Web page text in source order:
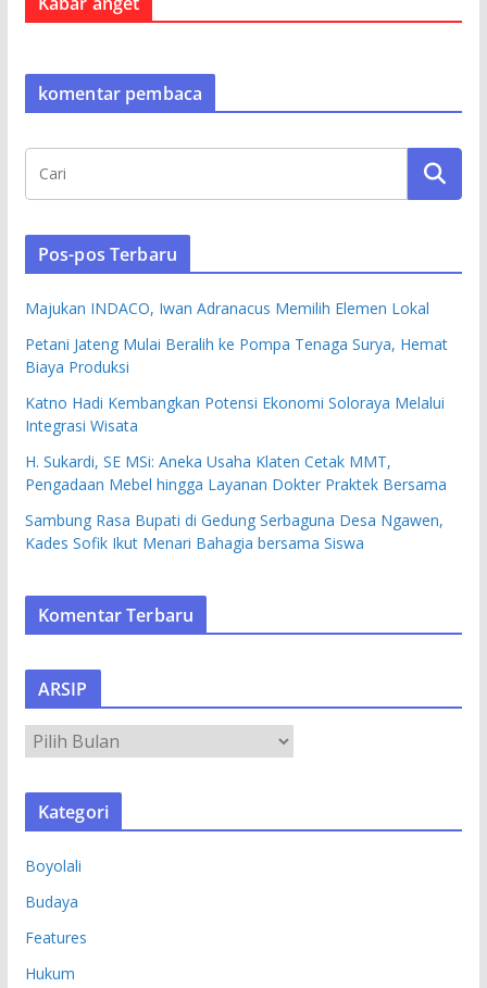
komentar pembaca
Pos-pos Terbaru
Majukan INDACO, Iwan Adranacus Memilih Elemen Lokal
Petani Jateng Mulai Beralih ke Pompa Tenaga Surya, Hemat
Biaya Produksi
Katno Hadi Kembangkan Potensi Ekonomi Soloraya Melalui
Integrasi Wisata
H. Sukardi, SE MSi: Aneka Usaha Klaten Cetak MMT,
Pengadaan Mebel hingga Layanan Dokter Praktek Bersama
Sambung Rasa Bupati di Gedung Serbaguna Desa Ngawen,
Kades Sofik Ikut Menari Bahagia bersama Siswa
Komentar Terbaru
ARSIP
R
S
Kategori
Boyolali
Budaya
Features
Hukum